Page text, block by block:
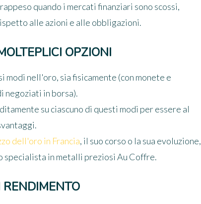
quando i mercati finanziari sono scossi,
alle azioni e alle obbligazioni.
OPZIONI
nell'oro, sia fisicamente (con monete e
negoziati in borsa).
su ciascuno di questi modi per essere al
dell'oro in Francia, il suo corso o la sua evoluzione,
specialista in metalli preziosi Au Coffre.